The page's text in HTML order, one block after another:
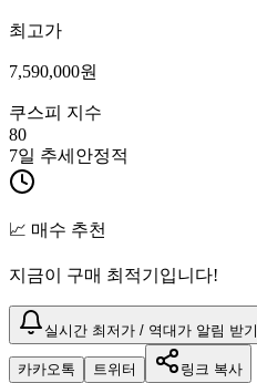
최고가
7,590,000원
쿠스피 지수
80
7일 추세 안정적
📈 매수 추천
지금이 구매 최적기입니다!
실시간 최저가 / 역대가 알림 받기
카카오톡 트위터 링크 복사